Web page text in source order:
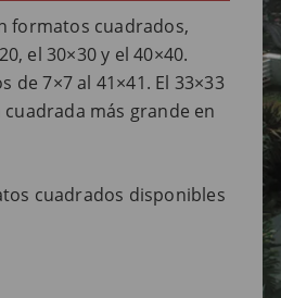
formatos cuadrados,
el 30×30 y el 40×40.
7×7 al 41×41. El 33×33
más grande en
cuadrados disponibles